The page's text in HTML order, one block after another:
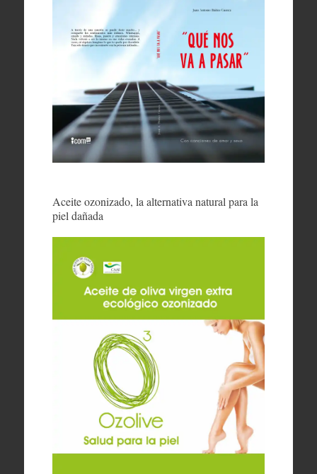
Aceite ozonizado, la alternativa natural para la
piel dañada